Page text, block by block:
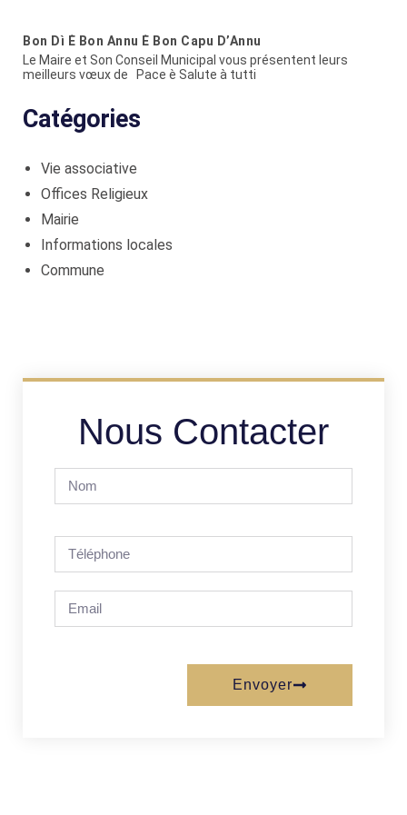
Bon Dì È Bon Annu È Bon Capu D’Annu
Le Maire et Son Conseil Municipal vous présentent leurs
meilleurs vœux de Pace è Salute à tutti
Catégories
Vie associative
Offices Religieux
Mairie
Informations locales
Commune
Nous Contacter
Envoyer